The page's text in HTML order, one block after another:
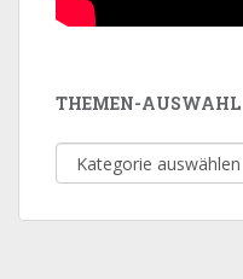
THEMEN-AUSWAHL
Themen-
Auswahl